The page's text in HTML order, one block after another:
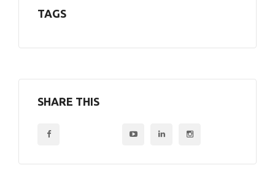
TAGS
SHARE THIS